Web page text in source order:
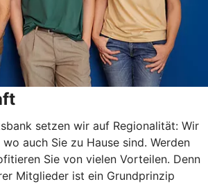
setzen wir auf Regionalität: Wir
auch Sie zu Hause sind. Werden
Sie von vielen Vorteilen. Denn
Mitglieder ist ein Grundprinzip